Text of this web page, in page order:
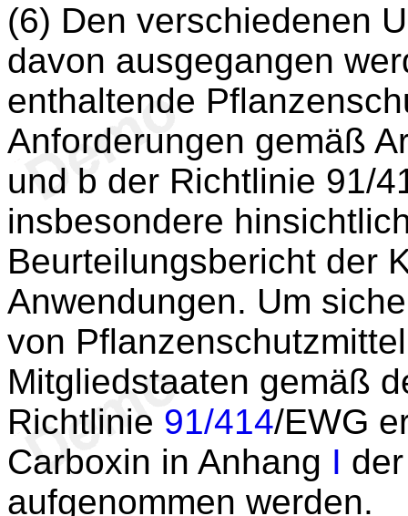
(6) Den verschiedenen
davon ausgegangen
enthaltende
Anforderungen gemäß
und b der Richtlinie 91/
insbesondere
Beurteilungsbericht der
Anwendungen. Um
von
Mitgliedstaaten gemäß
Richtlinie 91/414/EWG
Carboxin in Anhang I
aufgenommen werden.